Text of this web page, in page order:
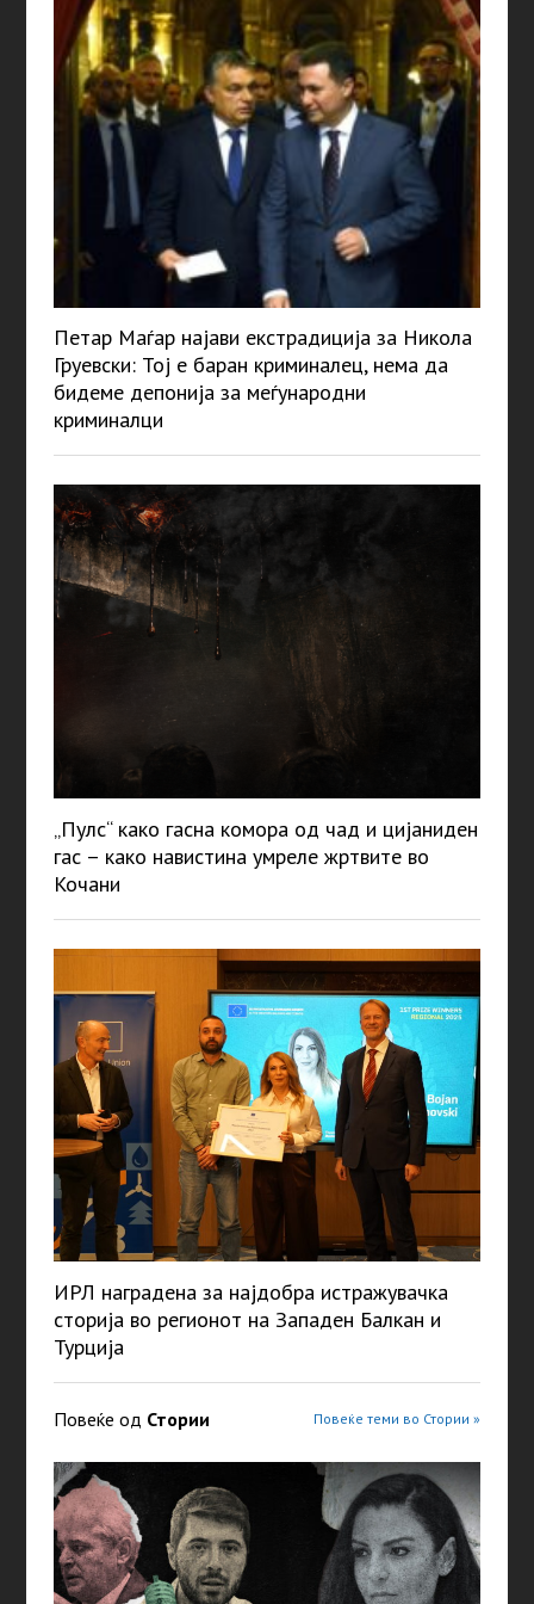
Петар Маѓар најави екстрадиција за Никола
Груевски: Тој е баран криминалец, нема да
бидеме депонија за меѓународни
криминалци
„Пулс“ како гасна комора од чад и цијаниден
гас – како навистина умреле жртвите во
Кочани
ИРЛ наградена за најдобра истражувачка
сторија во регионот на Западен Балкан и
Турција
Повеќе од Стории Повеќе теми во Стории »